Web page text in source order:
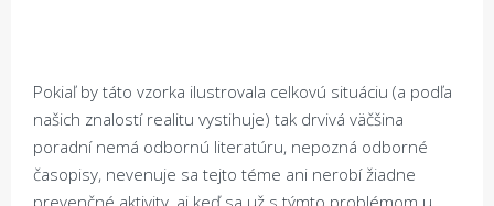
Pokiaľ by táto vzorka ilustrovala celkovú situáciu (a podľa
našich znalostí realitu vystihuje) tak drvivá väčšina
poradní nemá odbornú literatúru, nepozná odborné
časopisy, nevenuje sa tejto téme ani nerobí žiadne
prevenčné aktivity, aj keď sa už s týmto problémom u